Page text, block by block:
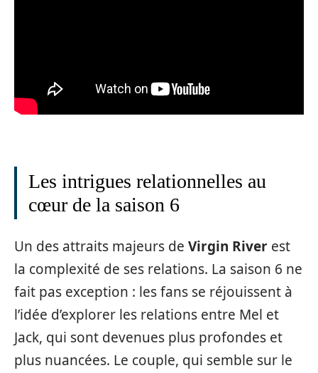
Les intrigues relationnelles au
cœur de la saison 6
Un des attraits majeurs de Virgin River est
la complexité de ses relations. La saison 6 ne
fait pas exception : les fans se réjouissent à
l’idée d’explorer les relations entre Mel et
Jack, qui sont devenues plus profondes et
plus nuancées. Le couple, qui semble sur le